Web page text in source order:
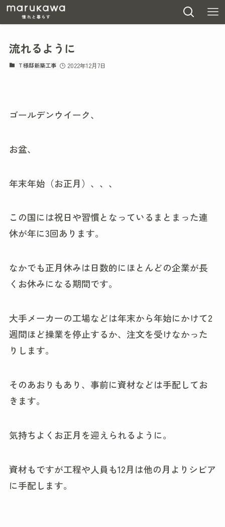
流れるように
Ｔ様邸新築工事 2022年12月7日
ゴールデンウイーク、
お盆、
年末年始（お正月）、、、
この国には祝日や習慣となっているまとまった連
休が年に3回あります。
なかでも正月休みは日数的にほとんどの企業が長
くお休みになる期間です。
大手メーカーの工場などは年末から年始にかけて2
週間ほど操業を停止するか、注文を受けなかった
りします。
そのあおりもあり、事前に資材などは手配してお
きます。
気持ちよくお正月を迎えられるように。
資材もですが工程や人員も12月は他の月よりシビア
に手配します。